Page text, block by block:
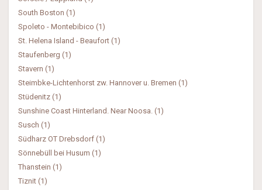
South Boston (1)
Spoleto - Montebibico (1)
St. Helena Island - Beaufort (1)
Staufenberg (1)
Stavern (1)
Steimbke-Lichtenhorst zw. Hannover u. Bremen (1)
Stüdenitz (1)
Sunshine Coast Hinterland. Near Noosa. (1)
Susch (1)
Südharz OT Drebsdorf (1)
Sönnebüll bei Husum (1)
Thanstein (1)
Tiznit (1)